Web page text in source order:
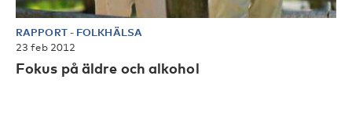
RAPPORT- FOLKHÄLSA
23 feb 2012
Fokus på äldre och alkohol